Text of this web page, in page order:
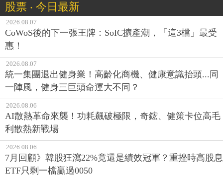
股票 ‧ 今日最新
2026.08.07
CoWoS後的下一張王牌：SoIC擴產潮，「這3檔」最受
惠！
2026.08.07
統一集團退出健身業！高齡化商機、健康意識抬頭...同
一陣風，健身三巨頭命運大不同？
2026.08.06
AI散熱革命來襲！功耗飆破極限，奇鋐、健策卡位高毛
利散熱新戰場
2026.08.06
7月回顧》韓股狂瀉22%竟還是績效冠軍？重挫時高股息
ETF只剩一檔贏過0050